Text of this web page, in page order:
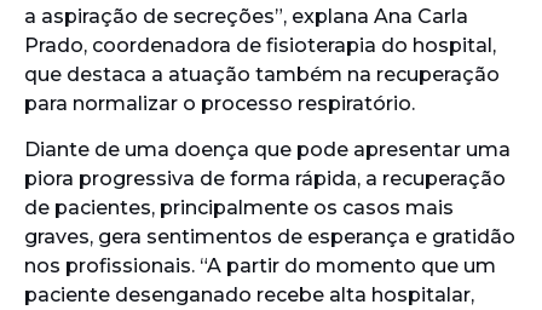
a aspiração de secreções”, explana Ana Carla
Prado, coordenadora de fisioterapia do hospital,
que destaca a atuação também na recuperação
para normalizar o processo respiratório.
Diante de uma doença que pode apresentar uma
piora progressiva de forma rápida, a recuperação
de pacientes, principalmente os casos mais
graves, gera sentimentos de esperança e gratidão
nos profissionais. “A partir do momento que um
paciente desenganado recebe alta hospitalar,